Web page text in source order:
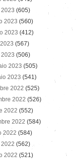
(605)
2023 (560)
2023 (412)
(567)
2023 (506)
2023 (505)
2023 (541)
2022 (525)
2022 (526)
2022 (552)
2022 (584)
2022 (584)
(562)
2022 (521)